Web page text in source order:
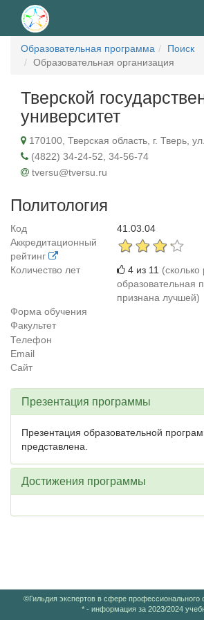
Образовательная программа
Поиск
Образовательная организация
Тверской
университет
170100, Тверская область, г. Тверь,
(4822) 34-24-52, 34-56-74
tversu@tversu.ru
Политология
Код
41.03.04
Аккредитационный
рейтинг
Количество лет
4 из 11 (сколько
образовательная
признана лучшей)
Форма обучения
Факультет
Телефон
Email
Сайт
Презентация программы
Презентация образовательной
представлена.
Достижения программы
©Гильдия экспертов в сфере профессионального
* - информация за 2023/2024